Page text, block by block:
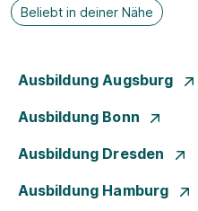
Beliebt in deiner Nähe
Ausbildung Augsburg
Ausbildung Bonn
Ausbildung Dresden
Ausbildung Hamburg